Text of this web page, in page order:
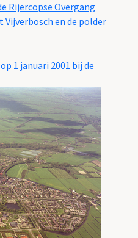
Rijercopse Overgang
en de polder
1 januari 2001 bij de